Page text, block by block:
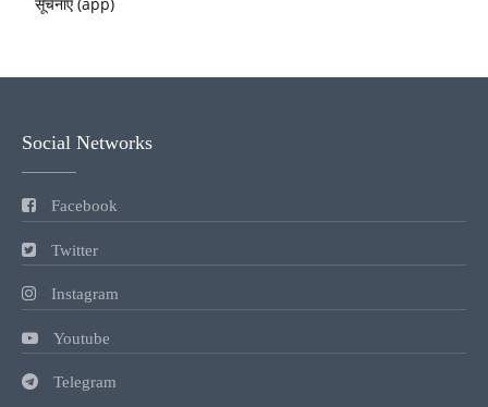
Social Networks
Facebook
Twitter
Instagram
Youtube
Telegram